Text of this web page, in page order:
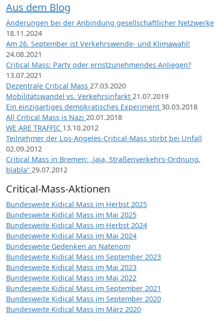
Aus dem Blog
Änderungen bei der Anbindung gesellschaftlicher Netzwerke
18.11.2024
Am 26. September ist Verkehrswende- und Klimawahl!
24.08.2021
Critical Mass: Party oder ernstzunehmendes Anliegen?
13.07.2021
Dezentrale Critical Mass 27.03.2020
Mobilitätswandel vs. Verkehrsinfarkt 21.07.2019
Ein einzigartiges demokratisches Experiment 30.03.2018
All Critical Mass is Nazi 20.01.2018
WE ARE TRAFFIC 13.10.2012
Teilnehmer der Los-Angeles-Critical-Mass stirbt bei Unfall
02.09.2012
Critical Mass in Bremen: „Jaja, Straßenverkehrs-Ordnung,
blabla“ 29.07.2012
Critical-Mass-Aktionen
Bundesweite Kidical Mass im Herbst 2025
Bundesweite Kidical Mass im Mai 2025
Bundesweite Kidical Mass im Herbst 2024
Bundesweite Kidical Mass im Mai 2024
Bundesweite Gedenken an Natenom
Bundesweite Kidical Mass im September 2023
Bundesweite Kidical Mass im Mai 2023
Bundesweite Kidical Mass im Mai 2022
Bundesweite Kidical Mass im September 2021
Bundesweite Kidical Mass im September 2020
Bundesweite Kidical Mass im März 2020